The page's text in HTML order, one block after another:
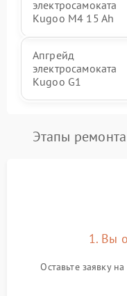
электросамоката
Kugoo M4 15 Ah
Апгрейд
электросамоката
Kugoo G1
Этапы
1. Вы
Оставьте заявку